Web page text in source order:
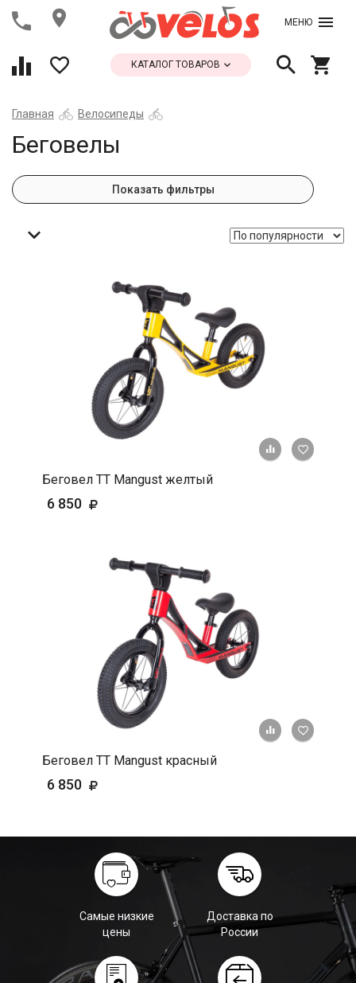
МЕНЮ
КАТАЛОГ ТОВАРОВ
Главная Велосипеды
Беговелы
Показать фильтры
+ К
Беговел ТТ Mangust желтый
6 850
+ К
Беговел ТТ Mangust красный
6 850
Самые низкие
цены
Доставка по
России